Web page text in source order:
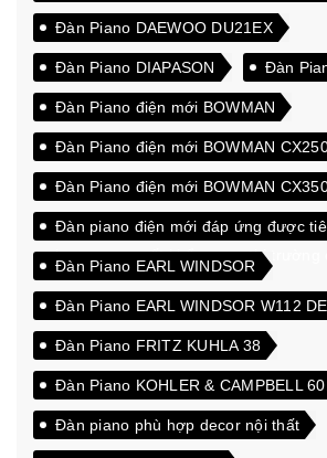
Đàn Piano DAEWOO DU21EX
Đàn Piano DIAPASON Đàn
Đàn Piano điện mới BOWMAN
Đàn Piano điện mới BOWMAN
Đàn Piano điện mới BOWMAN
Đàn piano điện mới đáp ứng được
lượng cao xuất khẩu sang thị trường
Đàn Piano EARL WINDSOR
Đàn Piano EARL WINDSOR W112
Đàn Piano FRITZ KUHLA 38
Đàn Piano KOHLER & CAMPBELL
Đàn piano phù hợp decor nội thất